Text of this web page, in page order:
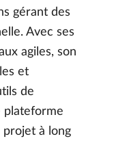
gérant des
Avec ses
agiles, son
et
de
plateforme
projet à long